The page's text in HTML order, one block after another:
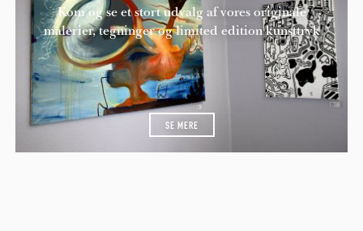
Kom og se et stort udvalg af vores originale
malerier, tegninger og limited edition kunsttryk
SE MERE